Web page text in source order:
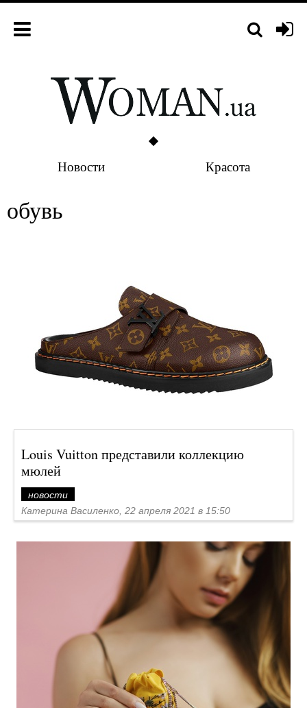
Новости Красота
обувь
Louis Vuitton представили коллекцию
мюлей
новости
Катерина Василенко, 22 апреля 2021 в 15:50